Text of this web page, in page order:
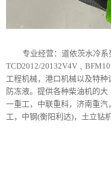
专业经营：道依茨水冷系
TCD2012/
工程机械，港口机械以及特种
防冻液。提供各种柴油机的
一重工，中联重科，济南重
工，中钢(衡阳利达)，土立钻机